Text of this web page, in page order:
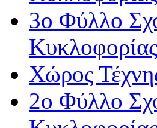
3ο Φύλλο
Χώρος
2ο Φύλλο